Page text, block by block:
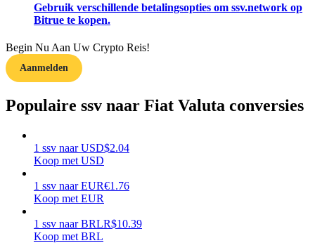
Verdienen
Macht varkentje
Verdien dagelijks competitieve beloningen
Gebruik verschillende betalingsopties om ssv.network op
Bitrue te kopen.
Begin Nu Aan Uw Crypto Reis!
Aanmelden
Populaire ssv naar Fiat Valuta conversies
1 ssv naar USD$2.04
Koop met USD
1 ssv naar EUR€1.76
Koop met EUR
1 ssv naar BRLR$10.39
Koop met BRL